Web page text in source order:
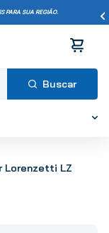
PARA SUA REGIÃO.
Lorenzetti LZ